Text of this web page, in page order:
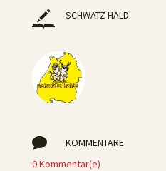
SCHWÄTZ HALD

KOMMENTARE
0 Kommentar(e)